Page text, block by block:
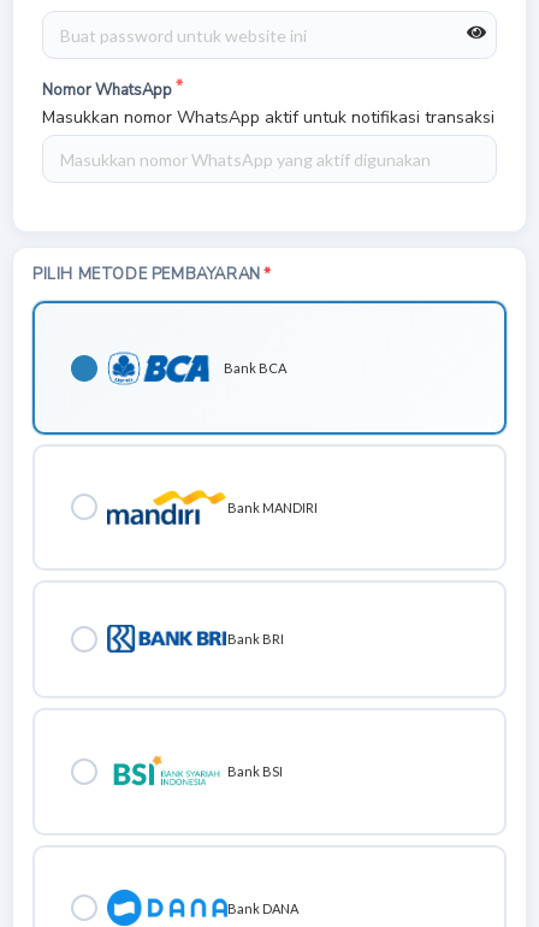
Nomor WhatsApp
Masukkan nomor WhatsApp aktif untuk notifikasi transaksi
PILIH METODE PEMBAYARAN
Bank BCA
Bank MANDIRI
Bank BRI
Bank BSI
Bank DANA